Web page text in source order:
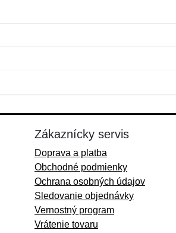
Zákaznícky servis
Doprava a platba
Obchodné podmienky
Ochrana osobných údajov
Sledovanie objednávky
Vernostný program
Vrátenie tovaru